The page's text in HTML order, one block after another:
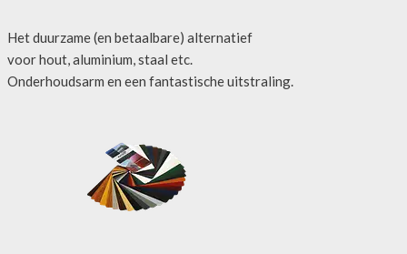
Het duurzame (en betaalbare) alternatief
voor hout, aluminium, staal etc.
Onderhoudsarm en een fantastische uitstraling.